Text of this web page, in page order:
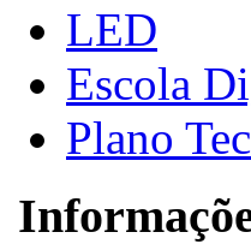
LED
Escola
Plano